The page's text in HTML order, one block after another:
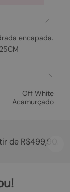
encapada.
Off White
Acamurçado
de R$499,90